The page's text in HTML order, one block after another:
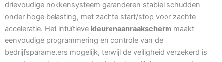
drievoudige nokkensysteem garanderen stabiel schudden
onder hoge belasting, met zachte start/stop voor zachte
acceleratie. Het intuïtieve kleurenaanraakscherm maakt
eenvoudige programmering en controle van de
bedrijfsparameters mogelijk, terwijl de veiligheid verzekerd is